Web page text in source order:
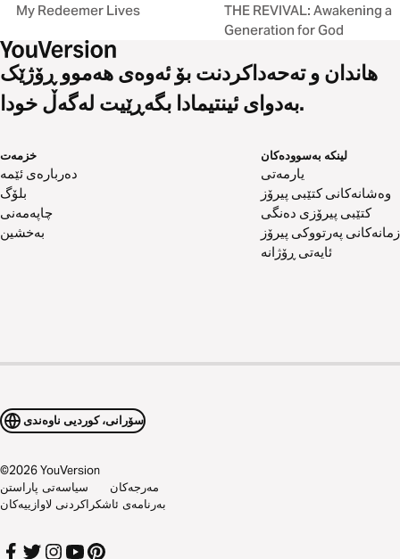
My Redeemer Lives
THE REVIVAL: Awakening a
Generation for God
هاندان و تەحەداکردنت بۆ ئەوەی هەموو ڕۆژێک
بەدوای ئینتیمادا بگەڕێیت لەگەڵ خودا.
خزمەت
دەربارەی ئێمە
بلۆگ
چاپەمەنی
بەخشین
لینکە بەسوودەکان
یارمەتی
وەشانەکانی کتێبی پیرۆز
کتێبی پیرۆزی دەنگی
زمانەکانی پەرتووکی پیرۆز
ئایەتی ڕۆژانە
سۆرانی، کوردیی ناوەندی
©2026YouVersion
سیاسەتی پاراستن
مەرجەکان
بەرنامەی ئاشکراکردنی لاوازییەکان